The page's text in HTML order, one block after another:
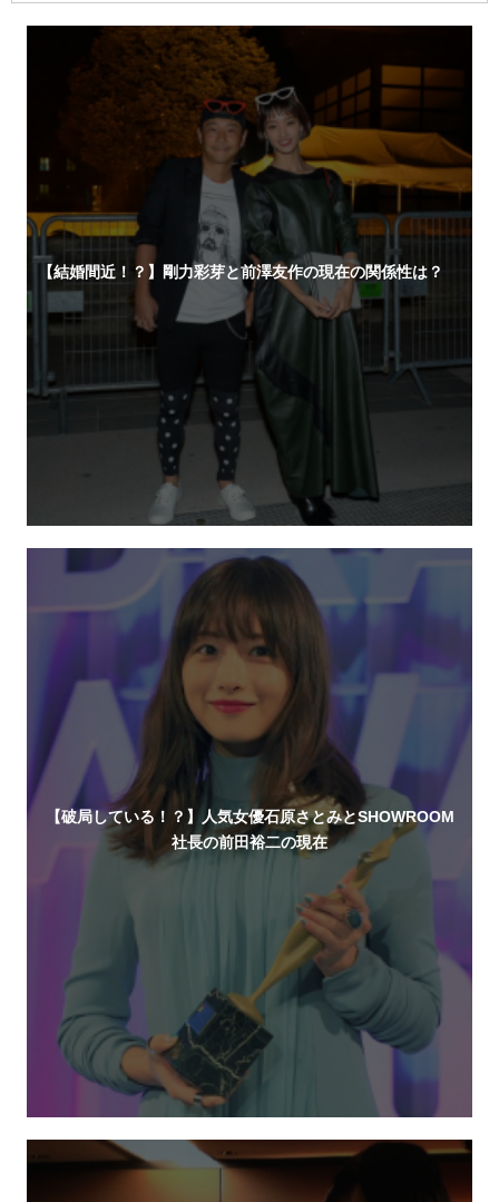
【結婚間近！？】剛力彩芽と前澤友作の現在の関係性は？
【破局している！？】人気女優石原さとみとSHOWROOM
社長の前田裕二の現在